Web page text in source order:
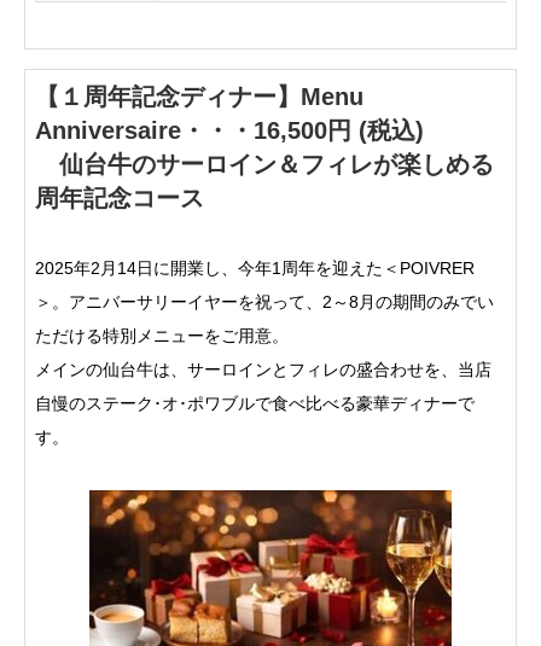
【１周年記念ディナー】Menu
Anniversaire・・・16,500円 (税込)
仙台牛のサーロイン＆フィレが楽しめる
周年記念コース
2025年2月14日に開業し、今年1周年を迎えた＜POIVRER
＞。アニバーサリーイヤーを祝って、2～8月の期間のみでい
ただける特別メニューをご用意。
メインの仙台牛は、サーロインとフィレの盛合わせを、当店
自慢のステーク･オ･ポワブルで食べ比べる豪華ディナーで
す。